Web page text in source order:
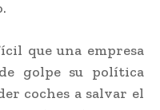
que una empresa
golpe su política
coches a salvar el